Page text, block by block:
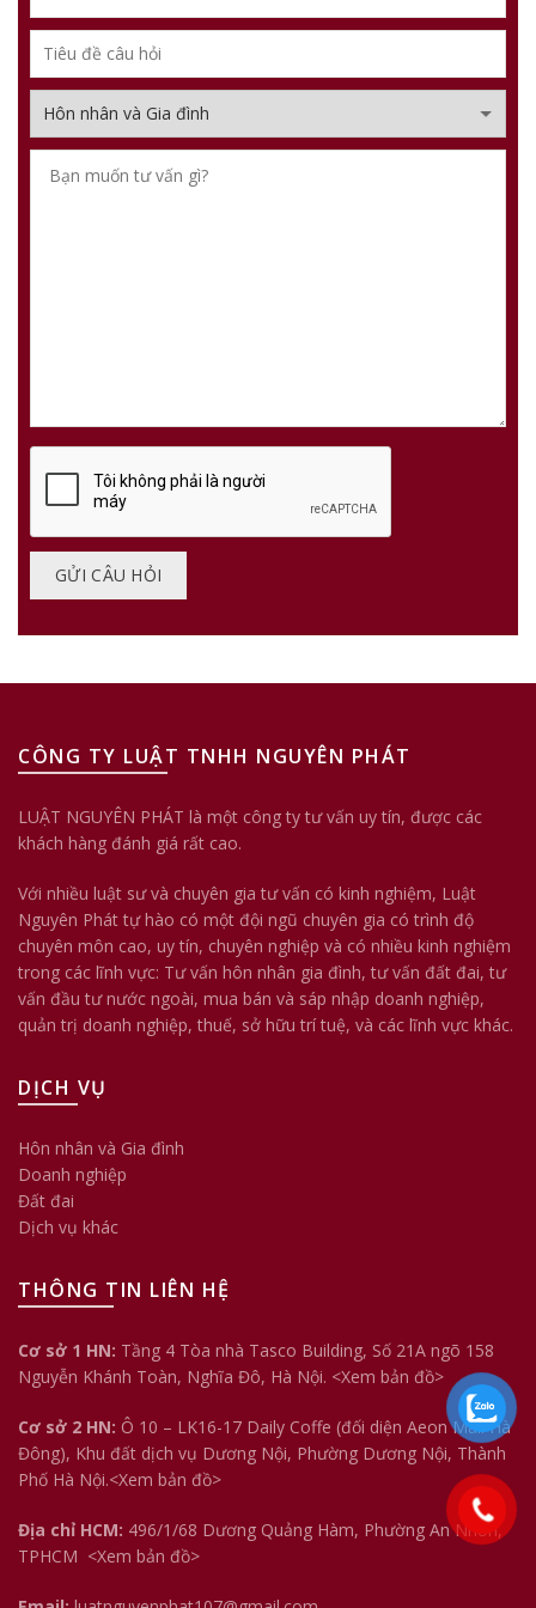
CÔNG TY LUẬT TNHH NGUYÊN PHÁT
LUẬT NGUYÊN PHÁT là một công ty tư vấn uy tín, được các
khách hàng đánh giá rất cao.
Với nhiều luật sư và chuyên gia tư vấn có kinh nghiệm, Luật
Nguyên Phát tự hào có một đội ngũ chuyên gia có trình độ
chuyên môn cao, uy tín, chuyên nghiệp và có nhiều kinh nghiệm
trong các lĩnh vực: Tư vấn hôn nhân gia đình, tư vấn đất đai, tư
vấn đầu tư nước ngoài, mua bán và sáp nhập doanh nghiệp,
quản trị doanh nghiệp, thuế, sở hữu trí tuệ, và các lĩnh vực khác.
DỊCH VỤ
Hôn nhân và Gia đình
Doanh nghiệp
Đất đai
Dịch vụ khác
THÔNG TIN LIÊN HỆ
Cơ sở 1 HN: Tầng 4 Tòa nhà Tasco Building, Số 21A ngõ 158
Nguyễn Khánh Toàn, Nghĩa Đô, Hà Nội. <Xem bản đồ>
Cơ sở 2 HN: Ô 10 – LK16-17 Daily Coffe (đối diện Aeon Mall Hà
Đông), Khu đất dịch vụ Dương Nội, Phường Dương Nội, Thành
Phố Hà Nội.<Xem bản đồ>
Địa chỉ HCM: 496/1/68 Dương Quảng Hàm, Phường An Nhơn,
TPHCM <Xem bản đồ>